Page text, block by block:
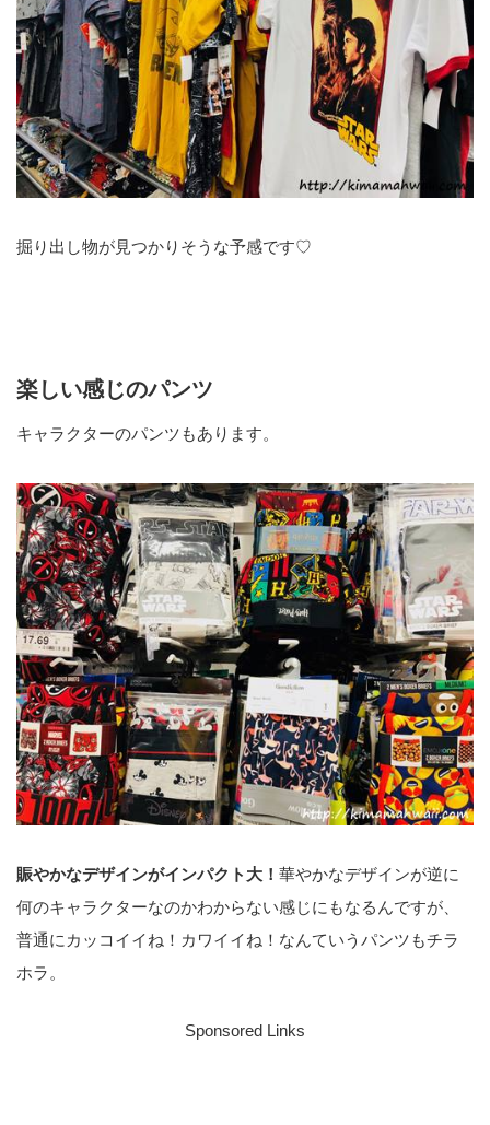
掘り出し物が見つかりそうな予感です♡
楽しい感じのパンツ
キャラクターのパンツもあります。
賑やかなデザインがインパクト大！ 華やかなデザインが逆に
何のキャラクターなのかわからない感じにもなるんですが、
普通にカッコイイね！カワイイね！なんていうパンツもチラ
ホラ。
Sponsored Links